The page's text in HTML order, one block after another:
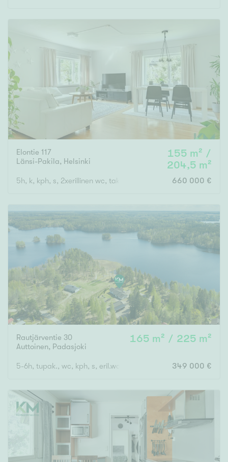
Elontie 117
Länsi-Pakila, Helsinki
155 m² /
204,5 m²
5h, k, kph, s, 2xerillinen wc, takkahuone, askartelutila ja
660 000 €
Rautjärventie 30
Auttoinen, Padasjoki
165 m² / 225 m²
5-6h, tupak., wc, kph, s, eril.wc, khh, 2 v, 2xautotalli autokatos
349 000 €